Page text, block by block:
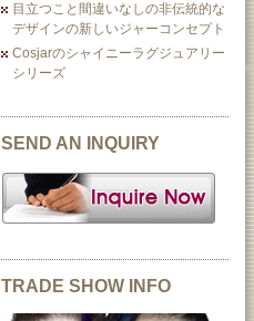
目立つこと間違いなしの非伝統的な
デザインの新しいジャーコンセプト
Cosjarのシャイニーラグジュアリー
シリーズ
SEND AN INQUIRY
TRADE SHOW INFO